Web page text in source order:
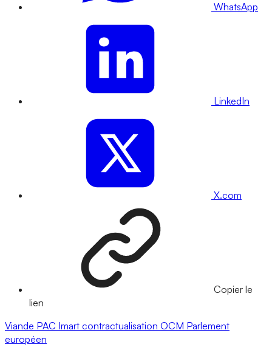
WhatsApp
LinkedIn
X.com
Copier le
lien
Viande PAC Imart contractualisation OCM Parlement
européen